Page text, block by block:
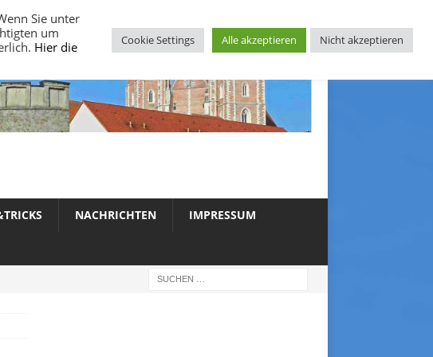
NACHRICHTEN IMPRESSUM
Sie unter
um
Hier die Cookie Settings Alle akzeptieren Nicht akzeptieren